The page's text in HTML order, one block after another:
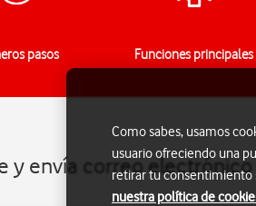
pasos Funciones principales
y envía correo
Como sabes, usamos
usuario ofreciendo una
retirar tu consentimiento
nuestra política de